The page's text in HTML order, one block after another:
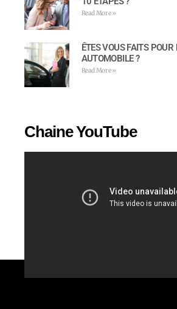
Read More »
ÊTES VOUS FAITS
AUTOMOBILE ?
Read More »
Chaine YouTube